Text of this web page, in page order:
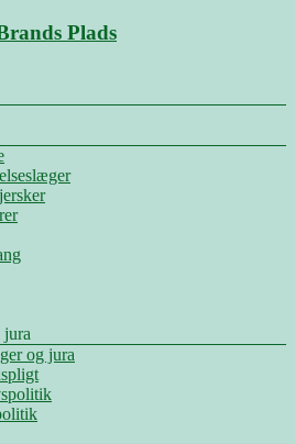
Plads
jura
og jura